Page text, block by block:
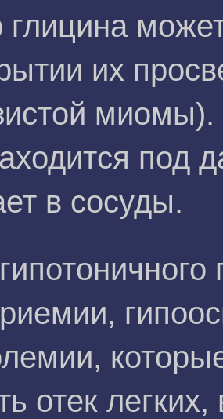
глицина
их
под
в сосуды.
отек